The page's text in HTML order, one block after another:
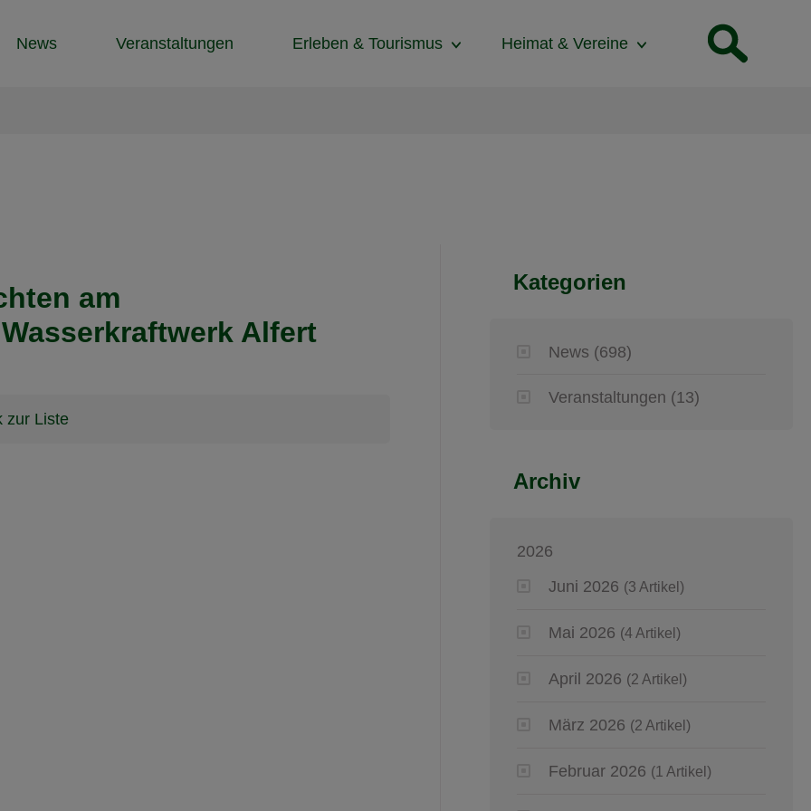
News
Veranstaltungen Erleben & Tourismus Heimat & Vereine
am
Alfert
zur Liste
Kategorien
News (698)
Veranstaltungen (13)
Archiv
2026
Juni 2026 (3 Artikel)
Mai 2026 (4 Artikel)
April 2026 (2 Artikel)
März 2026 (2 Artikel)
Februar 2026 (1 Artikel)